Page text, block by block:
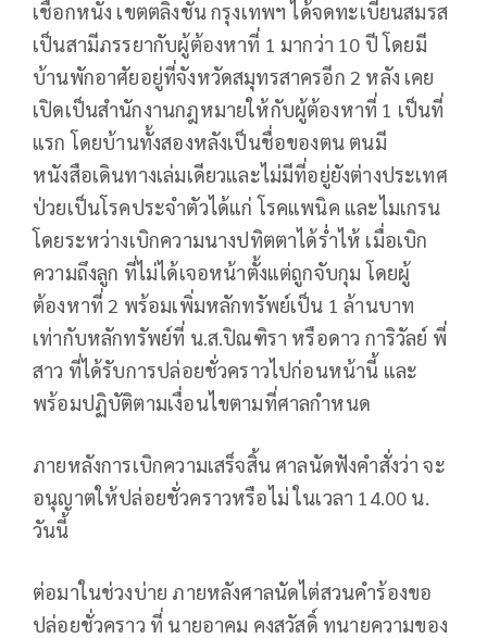
เชือกหนัง เขตตลิ่งชัน กรุงเทพฯ ได้จดทะเบียนสมรส
เป็นสามีภรรยากับผู้ต้องหาที่ 1 มากว่า 10 ปี โดยมี
บ้านพักอาศัยอยู่ที่จังหวัดสมุทรสาครอีก 2 หลัง เคย
เปิดเป็นสำนักงานกฎหมายให้กับผู้ต้องหาที่ 1 เป็นที่
แรก โดยบ้านทั้งสองหลังเป็นชื่อของตน ตนมี
หนังสือเดินทางเล่มเดียวและไม่มีที่อยู่ยังต่างประเทศ
ป่วยเป็นโรคประจำตัวได้แก่ โรคแพนิค และไมเกรน
โดยระหว่างเบิกความนางปทิตตาได้ร่ำไห้ เมื่อเบิก
ความถึงลูก ที่ไม่ได้เจอหน้าตั้งแต่ถูกจับกุม โดยผู้
ต้องหาที่ 2 พร้อมเพิ่มหลักทรัพย์เป็น 1 ล้านบาท
เท่ากับหลักทรัพย์ที่ น.ส.ปิณฑิรา หรือดาว การิวัลย์ พี่
สาว ที่ได้รับการปล่อยชั่วคราวไปก่อนหน้านี้ และ
พร้อมปฏิบัติตามเงื่อนไขตามที่ศาลกำหนด
ภายหลังการเบิกความเสร็จสิ้น ศาลนัดฟังคำสั่งว่า จะ
อนุญาตให้ปล่อยชั่วคราวหรือไม่ ในเวลา 14.00 น.
วันนี้
ต่อมาในช่วงบ่าย ภายหลังศาลนัดไต่สวนคำร้องขอ
ปล่อยชั่วคราว ที่ นายอาคม คงสวัสดิ์ ทนายความของ